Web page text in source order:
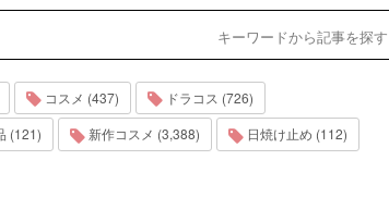
キーワードから記事を探す
コスメ (437)
ドラコス (726)
(121) 新作コスメ (3,388)
日焼け止め (112)